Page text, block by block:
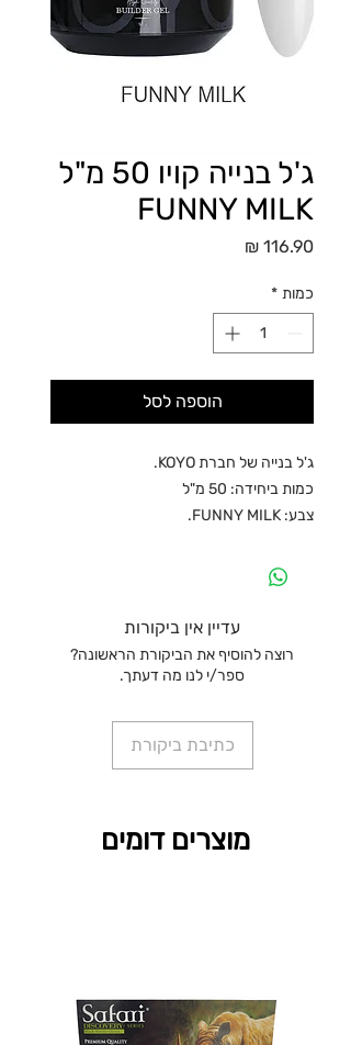
ג'ל בנייה קויו 50 מ"ל
FUNNY MILK
כמות *
הוספה לסל
ג'ל בנייה של חברת KOYO.
כמות ביחידה: 50 מ"ל
צבע: FUNNY MILK.
עדיין אין ביקורות
רוצה להוסיף את הביקורת הראשונה?
ספר/י לנו מה דעתך.
כתיבת ביקורת
מוצרים דומים